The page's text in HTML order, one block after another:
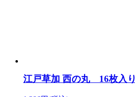
江戸草加 西の丸 16枚入り